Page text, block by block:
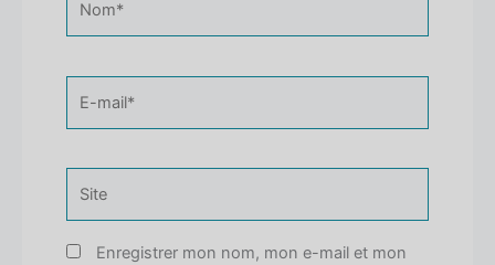
mail*
Enregistrer mon nom, mon e-mail et mon